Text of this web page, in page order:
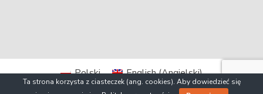
Ta strona korzysta z ciasteczek (ang. cookies). Aby dowiedzieć się
Polski English(Angielski)